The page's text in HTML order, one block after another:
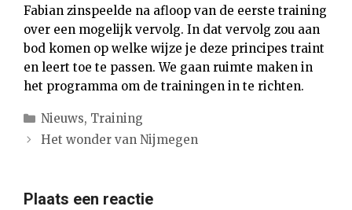
Fabian zinspeelde na afloop van de eerste training
over een mogelijk vervolg. In dat vervolg zou aan
bod komen op welke wijze je deze principes traint
en leert toe te passen. We gaan ruimte maken in
het programma om de trainingen in te richten.
Categorieën
Nieuws, Training
Het wonder van Nijmegen
Plaats een reactie